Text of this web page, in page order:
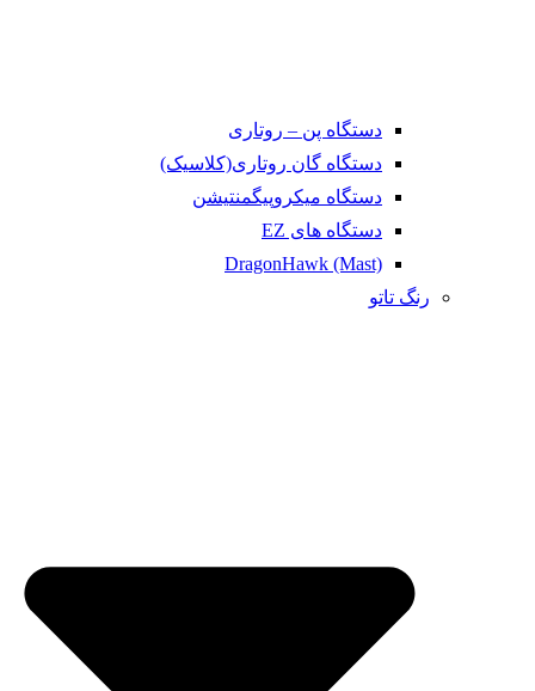
دستگاه پن – روتاری
دستگاه گان روتاری(کلاسیک)
دستگاه میکروپیگمنتیشن
دستگاه های EZ
DragonHawk (Mast)
رنگ تاتو